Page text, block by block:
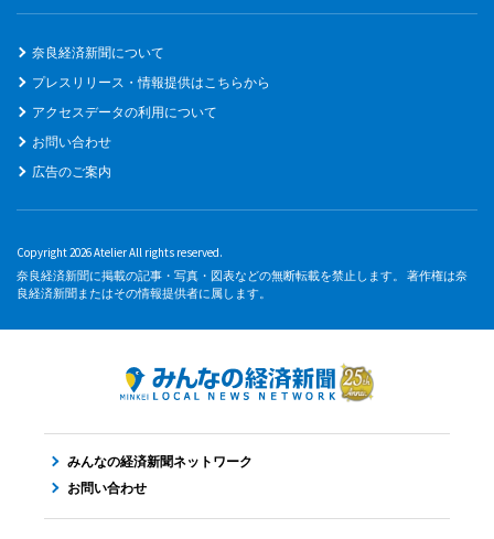
奈良経済新聞について
プレスリリース・情報提供はこちらから
アクセスデータの利用について
お問い合わせ
広告のご案内
Copyright 2026 Atelier All rights reserved.
奈良経済新聞に掲載の記事・写真・図表などの無断転載を禁止します。 著作権は奈
良経済新聞またはその情報提供者に属します。
みんなの経済新聞ネットワーク
お問い合わせ